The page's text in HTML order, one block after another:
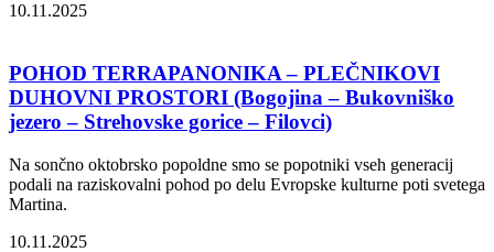
10.11.2025
POHOD TERRAPANONIKA – PLEČNIKOVI
DUHOVNI PROSTORI (Bogojina – Bukovniško
jezero – Strehovske gorice – Filovci)
Na sončno oktobrsko popoldne smo se popotniki vseh generacij
podali na raziskovalni pohod po delu Evropske kulturne poti svetega
Martina.
10.11.2025